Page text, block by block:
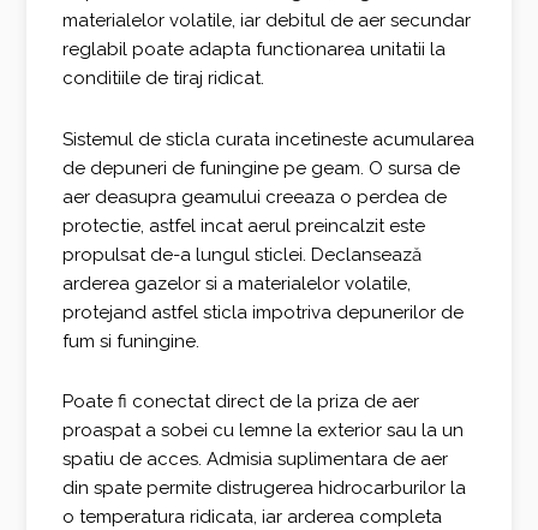
materialelor volatile, iar debitul de aer secundar
reglabil poate adapta functionarea unitatii la
conditiile de tiraj ridicat.
Sistemul de sticla curata incetineste acumularea
de depuneri de funingine pe geam. O sursa de
aer deasupra geamului creeaza o perdea de
protectie, astfel incat aerul preincalzit este
propulsat de-a lungul sticlei. Declansează
arderea gazelor si a materialelor volatile,
protejand astfel sticla impotriva depunerilor de
fum si funingine.
Poate fi conectat direct de la priza de aer
proaspat a sobei cu lemne la exterior sau la un
spatiu de acces. Admisia suplimentara de aer
din spate permite distrugerea hidrocarburilor la
o temperatura ridicata, iar arderea completa